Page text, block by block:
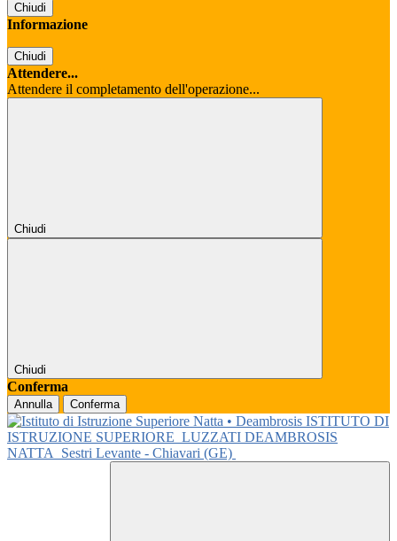
Chiudi
Informazione
Chiudi
Attendere...
Attendere il completamento dell'operazione...
Chiudi
Chiudi
Conferma
Annulla Conferma
ISTITUTO DI
ISTRUZIONE SUPERIORE LUZZATI DEAMBROSIS
NATTA
Sestri Levante - Chiavari (GE)